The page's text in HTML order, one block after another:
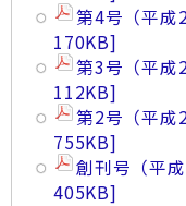
第4号（平成
170KB]
第3号（平成
112KB]
第2号（平成
755KB]
創刊号（平
405KB]